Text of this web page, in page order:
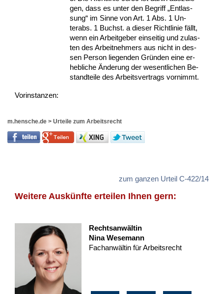
gen, dass es un­ter den Be­griff „Ent­las­
sung“ im Sin­ne von Art. 1 Abs. 1 Un­
terabs. 1 Buchst. a die­ser Richt­li­nie fällt,
wenn ein Ar­beit­ge­ber ein­sei­tig und zu­las­
ten des Ar­beit­neh­mers aus nicht in des­
sen Per­son lie­gen­den Gründen ei­ne er­
heb­li­che Ände­rung der we­sent­li­chen Be­
stand­tei­le des Ar­beits­ver­trags vor­nimmt.
Vor­ins­tan­zen:
m.hensche.de > Urteile zum Arbeitsrecht
zum ganzen Urteil C-422/14
Weitere Auskünfte erteilen Ihnen gern:
Rechtsanwältin
Nina Wesemann
Fachanwältin für Arbeitsrecht